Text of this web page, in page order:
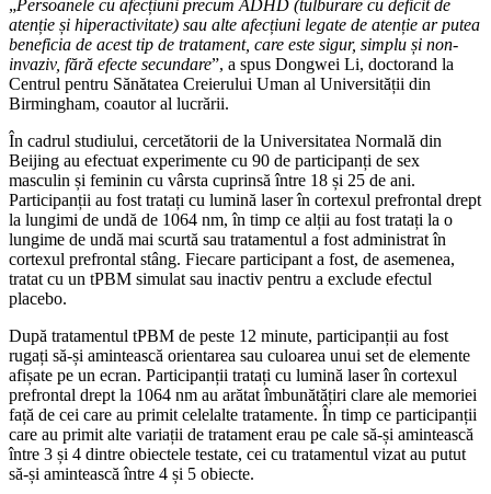
„Persoanele cu afecțiuni precum ADHD (tulburare cu deficit de
atenție și hiperactivitate) sau alte afecțiuni legate de atenție ar putea
beneficia de acest tip de tratament, care este sigur, simplu și non-
invaziv, fără efecte secundare”, a spus Dongwei Li, doctorand la
Centrul pentru Sănătatea Creierului Uman al Universității din
Birmingham, coautor al lucrării.
În cadrul studiului, cercetătorii de la Universitatea Normală din
Beijing au efectuat experimente cu 90 de participanți de sex
masculin și feminin cu vârsta cuprinsă între 18 și 25 de ani.
Participanții au fost tratați cu lumină laser în cortexul prefrontal drept
la lungimi de undă de 1064 nm, în timp ce alții au fost tratați la o
lungime de undă mai scurtă sau tratamentul a fost administrat în
cortexul prefrontal stâng. Fiecare participant a fost, de asemenea,
tratat cu un tPBM simulat sau inactiv pentru a exclude efectul
placebo.
După tratamentul tPBM de peste 12 minute, participanții au fost
rugați să-și amintească orientarea sau culoarea unui set de elemente
afișate pe un ecran. Participanții tratați cu lumină laser în cortexul
prefrontal drept la 1064 nm au arătat îmbunătățiri clare ale memoriei
față de cei care au primit celelalte tratamente. În timp ce participanții
care au primit alte variații de tratament erau pe cale să-și amintească
între 3 și 4 dintre obiectele testate, cei cu tratamentul vizat au putut
să-și amintească între 4 și 5 obiecte.